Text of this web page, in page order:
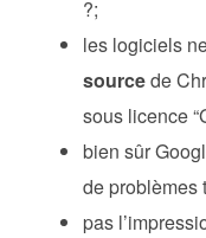
?;
les logiciels
sourcede
sous licence
bien sûr
de problèmes
pas